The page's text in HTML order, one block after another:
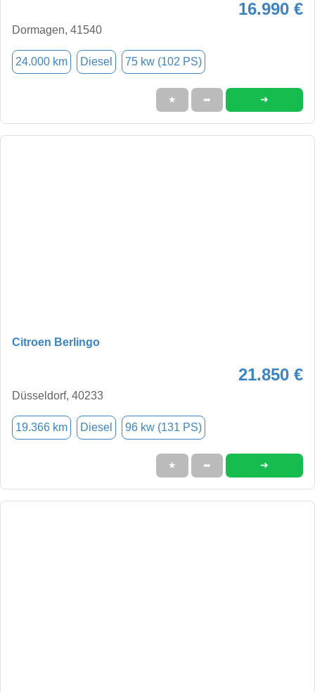
16.990 €
Dormagen, 41540
24.000 km Diesel 75 kw (102 PS)
★ ➦ ➜
Citroen Berlingo
21.850 €
Düsseldorf, 40233
19.366 km Diesel 96 kw (131 PS)
★ ➦ ➜